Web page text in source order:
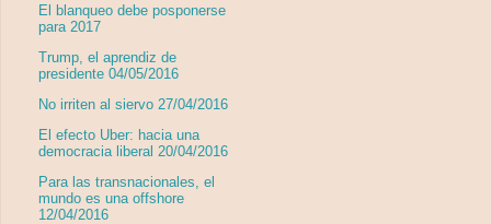
El blanqueo debe posponerse
para 2017
Trump, el aprendiz de
presidente 04/05/2016
No irriten al siervo 27/04/2016
El efecto Uber: hacia una
democracia liberal 20/04/2016
Para las transnacionales, el
mundo es una offshore
12/04/2016